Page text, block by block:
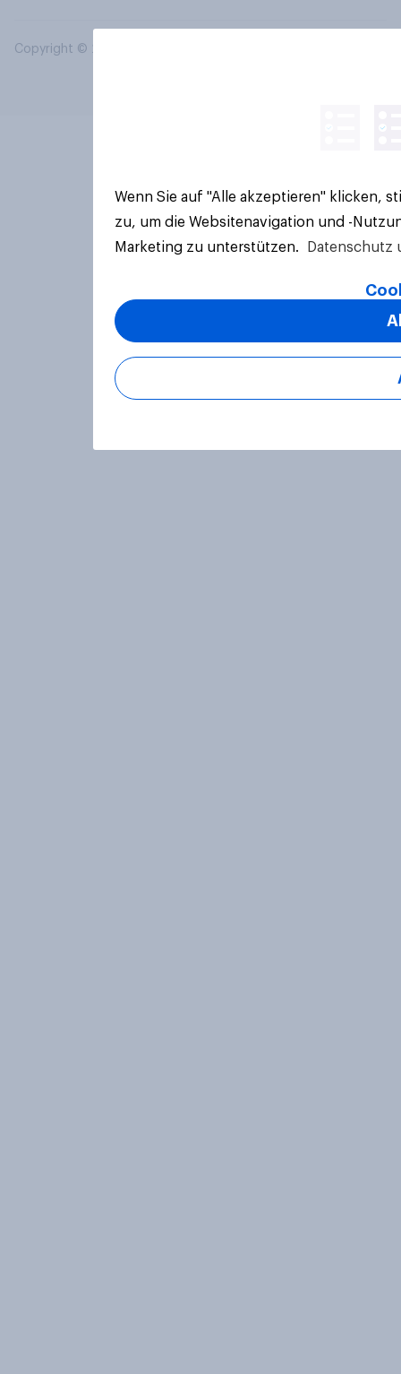
Copyright © 2026 YouGov PLC. Alle Rechte vorbehalten.
Wenn Sie auf "Alle akzeptieren" klicken,
zu, um die Websitenavigation und -
Marketing zu unterstützen.
Datenschutz